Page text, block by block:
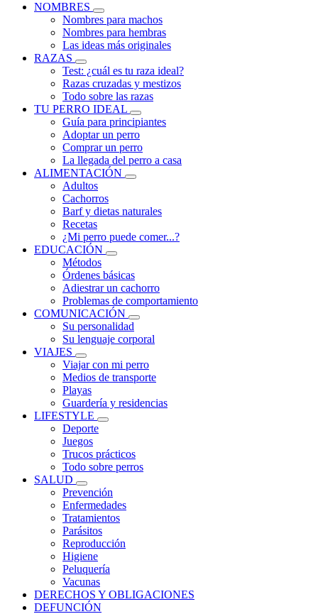
NOMBRES
Nombres para machos
Nombres para hembras
Las ideas más originales
RAZAS
Test: ¿cuál es tu raza ideal?
Razas cruzadas y mestizos
Todo sobre las razas
TU PERRO IDEAL
Guía para principiantes
Adoptar un perro
Comprar un perro
La llegada del perro a casa
ALIMENTACIÓN
Adultos
Cachorros
Barf y dietas naturales
Recetas
¿Mi perro puede comer...?
EDUCACIÓN
Métodos
Órdenes básicas
Adiestrar un cachorro
Problemas de comportamiento
COMUNICACIÓN
Su personalidad
Su lenguaje corporal
VIAJES
Viajar con mi perro
Medios de transporte
Playas
Guardería y residencias
LIFESTYLE
Deporte
Juegos
Trucos prácticos
Todo sobre perros
SALUD
Prevención
Enfermedades
Tratamientos
Parásitos
Reproducción
Higiene
Peluquería
Vacunas
DERECHOS Y OBLIGACIONES
DEFUNCIÓN